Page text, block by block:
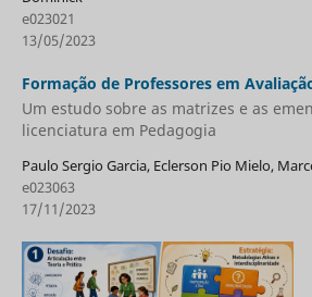
e023021
13/05/2023
Formação de Professores em
Um estudo sobre as matrizes e as
licenciatura em Pedagogia
Paulo Sergio Garcia, Eclerson Pio Mielo,
e023063
17/11/2023